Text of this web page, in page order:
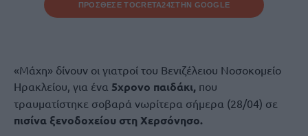
ΠΡΟΣΘΕΣΕ ΤΟCRETA24ΣΤΗΝ GOOGLE
«Μάχη» δίνουν οι γιατροί του Βενιζέλειου Νοσοκομείο
Ηρακλείου, για ένα 5χρονο παιδάκι, που
τραυματίστηκε σοβαρά νωρίτερα σήμερα (28/04) σε
πισίνα ξενοδοχείου στη Χερσόνησο.